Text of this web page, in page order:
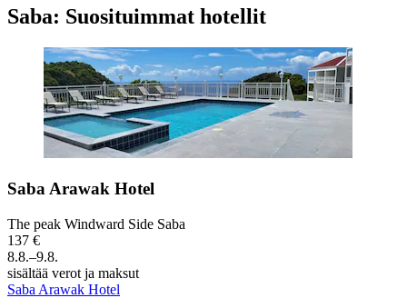
Saba: Suosituimmat hotellit
Saba Arawak Hotel
The peak Windward Side Saba
137 €
8.8.–9.8.
sisältää verot ja maksut
Saba Arawak Hotel